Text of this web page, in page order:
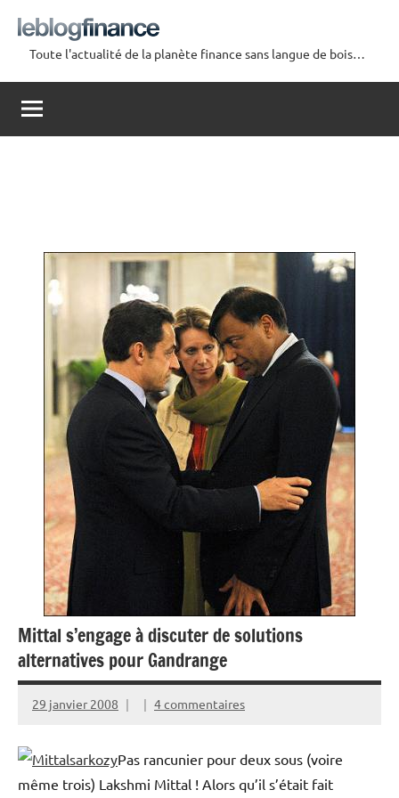
contenu
Le
Blog
Finance
Toute l'actualité de la planète finance sans langue de bois…
Mittal s’engage à discuter de solutions
alternatives pour Gandrange
29 janvier 2008 4 commentaires
Pas rancunier pour deux sous (voire
même trois) Lakshmi Mittal ! Alors qu’il s’était fait